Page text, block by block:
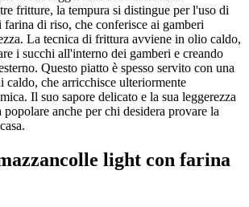
fritture, la tempura si distingue per l'uso di
farina di riso, che conferisce ai gamberi
La tecnica di frittura avviene in olio caldo,
i succhi all'interno dei gamberi e creando
Questo piatto è spesso servito con una
caldo, che arricchisce ulteriormente
Il suo sapore delicato e la sua leggerezza
popolare anche per chi desidera provare la
light con farina